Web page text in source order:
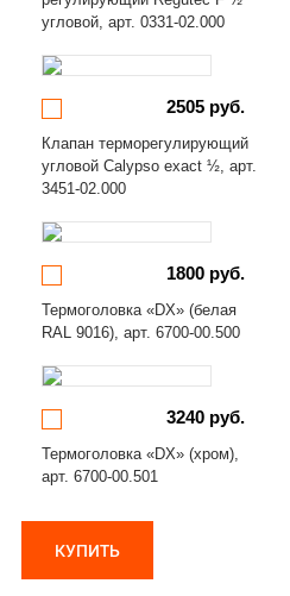
угловой, арт. 0331-02.000
2505 руб.
Клапан терморегулирующий
угловой Calypso exact ½, арт.
3451-02.000
1800 руб.
Термоголовка «DX» (белая
RAL 9016), арт. 6700-00.500
3240 руб.
Термоголовка «DX» (хром),
арт. 6700-00.501
КУПИТЬ